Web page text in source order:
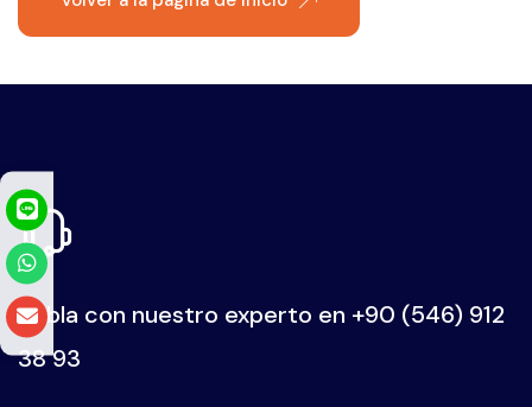
Habla con nuestro experto en +90 (546) 912
38 93